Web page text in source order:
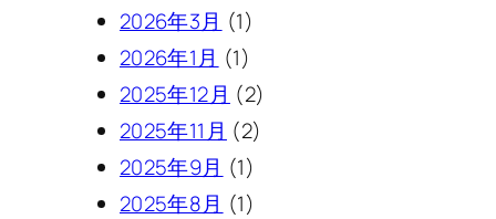
2026年3月 (1)
2026年1月 (1)
2025年12月 (2)
2025年11月 (2)
2025年9月 (1)
2025年8月 (1)